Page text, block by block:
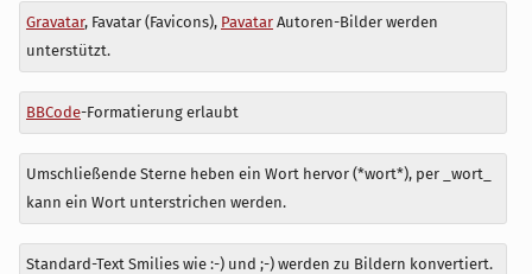
Antwort
zu
Gravatar, Favatar (Favicons), PavatarAutoren-Bilder werden
unterstützt.
BBCode-Formatierung erlaubt
Umschließende Sterne heben ein Wort hervor (*wort*), per _wort_
kann ein Wort unterstrichen werden.
Standard-Text Smilies wie :-) und ;-) werden zu Bildern konvertiert.